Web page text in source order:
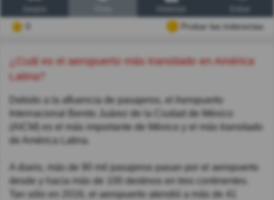
Probar las inderectas
¿Cuál es el aeropuerto más transitado en América
Latina?
Debido a la afluencia de pasajeros, el Aeropuerto
Internacional Benito Juárez de la Ciudad de México
(AICM) es el más importante de México y el más transitado
de América Latina.
A diario, más de 90 mil pasajeros pasan por el aeropuerto
desde y hacia más de 100 destinos en tres continentes.
Tan sólo en 2016, el aeropuerto atendió a más de 41